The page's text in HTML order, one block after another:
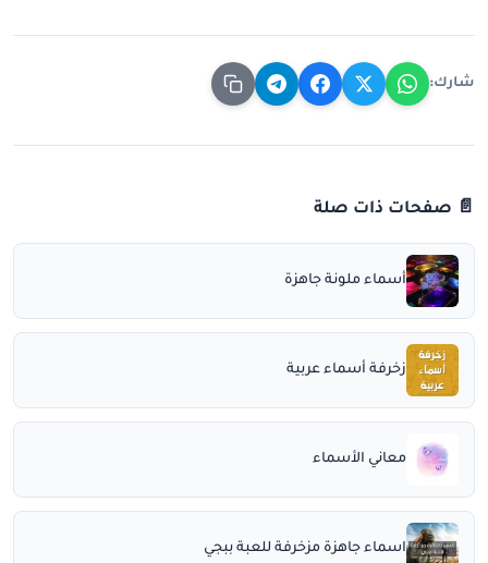
شارك:
📄 صفحات ذات صلة
أسماء ملونة جاهزة
زخرفة أسماء عربية
معاني الأسماء
اسماء جاهزة مزخرفة للعبة ببجي